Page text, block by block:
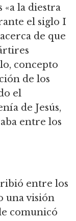
«a la diestra
el siglo I
de que
concepto
de los
el
de Jesús,
entre los
entre los
una visión
comunicó